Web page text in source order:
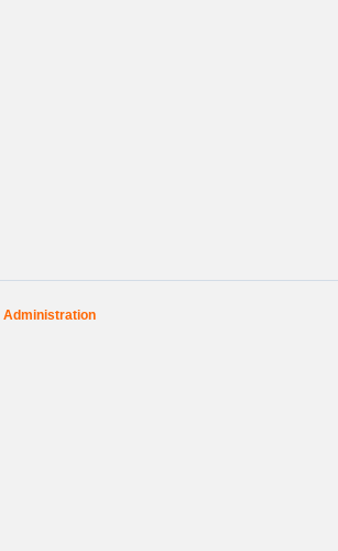
Administration